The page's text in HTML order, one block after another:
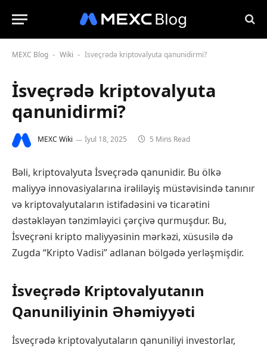
MEXC Blog - Wiki - İsveçrədə kriptovalyuta qanunidirmi?
İsveçrədə kriptovalyuta
qanunidirmi?
MEXC Wiki İyul 18, 2025 5 Mins Read
Bəli, kriptovalyuta İsveçrədə qanunidir. Bu ölkə
maliyyə innovasiyalarına irəliləyiş müstəvisində tanınır
və kriptovalyutaların istifadəsini və ticarətini
dəstəkləyən tənzimləyici çərçivə qurmuşdur. Bu,
İsveçrəni kripto maliyyəsinin mərkəzi, xüsusilə də
Zugda “Kripto Vadisi” adlanan bölgədə yerləşmişdir.
İsveçrədə Kriptovalyutanın
Qanuniliyinin Əhəmiyyəti
İsveçrədə kriptovalyutaların qanuniliyi investorlar,